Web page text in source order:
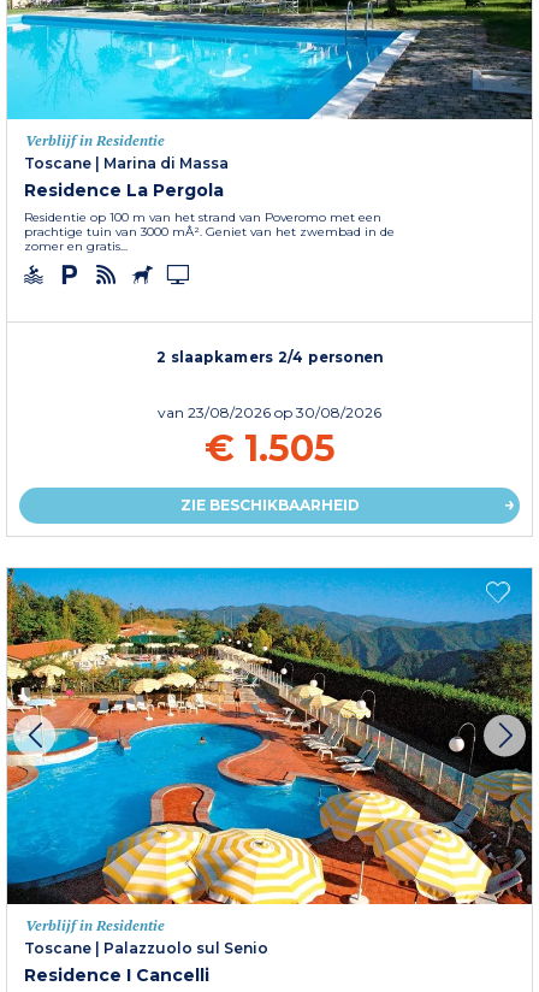
Verblijf in Residentie
Toscane
Marina di Massa
Residence La Pergola
Residentie op 100 m van het strand van Poveromo met een
prachtige tuin van 3000 mÂ². Geniet van het zwembad in de
zomer en gratis...
2 slaapkamers 2/4 personen
van 23/08/2026 op 30/08/2026
€ 1.505
ZIE BESCHIKBAARHEID
Verblijf in Residentie
Toscane | Palazzuolo sul Senio
Residence I Cancelli